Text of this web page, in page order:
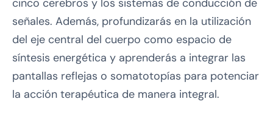
señales. Además, profundizarás en la utilización
del eje central del cuerpo como espacio de
síntesis energética y aprenderás a integrar las
pantallas reflejas o somatotopías para potenciar
la acción terapéutica de manera integral.